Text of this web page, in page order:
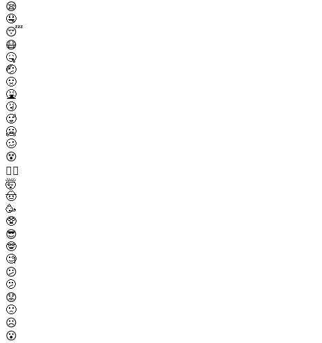
😪
🤤
😴
😷
🤒
🤕
🤢
🤮
🤧
🥵
🥶
🥴
😵
😵‍💫
🤯
🤠
🥳
🥸
😎
🤓
🧐
😕
🫤
😟
🙁
☹️
😮